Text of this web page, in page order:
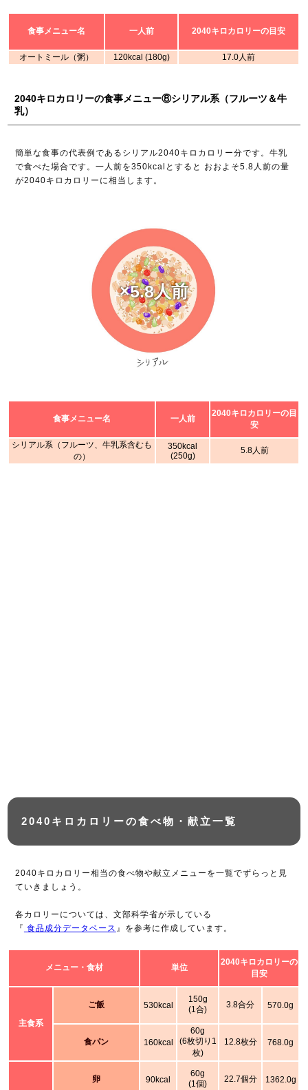
食事メニュー名 一人前 2040キロカロリーの目安
オートミール（粥） 120kcal (180g) 17.0人前
2040キロカロリーの食事メニュー⑧シリアル系（フルーツ＆牛
乳）
簡単な食事の代表例であるシリアル2040キロカロリー分です。牛乳
で食べた場合です。一人前を350kcalとすると おおよそ5.8人前の量
が2040キロカロリーに相当します。
×5.8人前
食事メニュー名 一人前
2040キロカロリーの目
安
シリアル系（フルーツ、牛乳系含むも
の）
350kcal
(250g)
5.8人前
2040キロカロリーの食べ物・献立一覧
2040キロカロリー相当の食べ物や献立メニューを一覧でずらっと見
ていきましょう。
各カロリーについては、文部科学省が示している
『 食品成分データベース 』を参考に作成しています。
メニュー・食材 単位
2040キロカロリーの
目安
主食系
ご飯 530kcal
150g
(1合)
3.8合分 570.0g
食パン 160kcal
60g
(6枚切り1
枚)
12.8枚分 768.0g
卵 90kcal
60g
(1個)
22.7個分 1362.0g